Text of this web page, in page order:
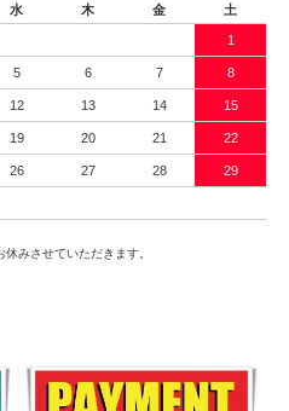
水 木 金 土
1
5 6 7 8
12 13 14 15
19 20 21 22
26 27 28 29
みさせていただきます。